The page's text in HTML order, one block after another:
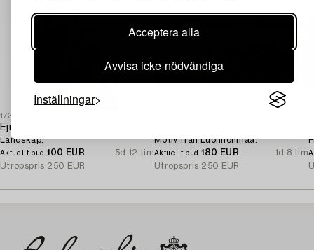
Acceptera alla
Avvisa icke-nödvändiga
Inställningar
1732443
Ejnar Kohlmann
Landskap.
Aktuellt bud 100 EUR
5d 12 tim
Utropspris 250 EUR
Motiv från Luonnonmaa.
Aktuellt bud 180 EUR
1d 8 tim
Utropspris 250 EUR